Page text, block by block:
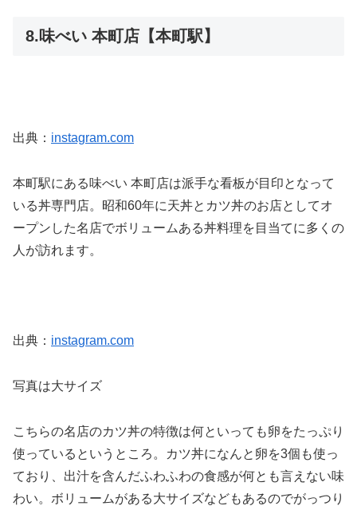
8.味べい 本町店【本町駅】
出典： instagram.com
本町駅にある味べい 本町店は派手な看板が目印となって
いる丼専門店。昭和60年に天丼とカツ丼のお店としてオ
ープンした名店でボリュームある丼料理を目当てに多くの
人が訪れます。
出典： instagram.com
写真は大サイズ
こちらの名店のカツ丼の特徴は何といっても卵をたっぷり
使っているというところ。カツ丼になんと卵を3個も使っ
ており、出汁を含んだふわふわの食感が何とも言えない味
わい。ボリュームがある大サイズなどもあるのでがっつり